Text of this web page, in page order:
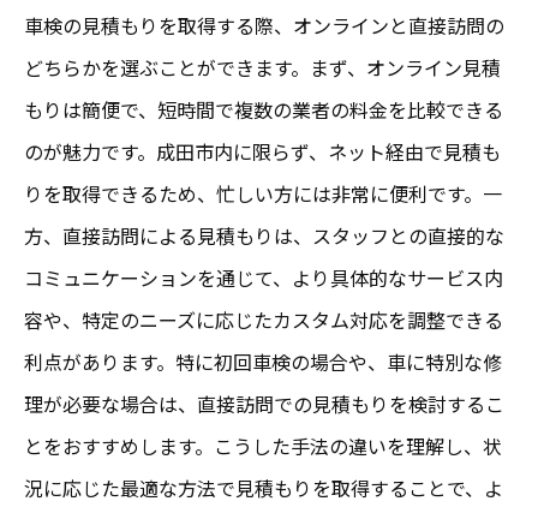
車検の見積もりを取得する際、オンラインと直接訪問の
どちらかを選ぶことができます。まず、オンライン見積
もりは簡便で、短時間で複数の業者の料金を比較できる
のが魅力です。成田市内に限らず、ネット経由で見積も
りを取得できるため、忙しい方には非常に便利です。一
方、直接訪問による見積もりは、スタッフとの直接的な
コミュニケーションを通じて、より具体的なサービス内
容や、特定のニーズに応じたカスタム対応を調整できる
利点があります。特に初回車検の場合や、車に特別な修
理が必要な場合は、直接訪問での見積もりを検討するこ
とをおすすめします。こうした手法の違いを理解し、状
況に応じた最適な方法で見積もりを取得することで、よ